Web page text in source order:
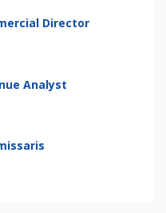
Director
Analyst